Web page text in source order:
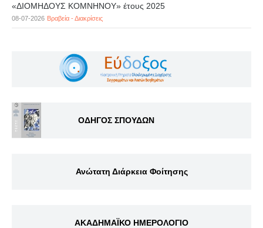
«ΔΙΟΜΗΔΟΥΣ ΚΟΜΝΗΝΟΥ» έτους 2025
08-07-2026 Βραβεία - Διακρίσεις
ΟΔΗΓΟΣ ΣΠΟΥΔΩΝ
Ανώτατη Διάρκεια Φοίτησης
ΑΚΑΔΗΜΑΪΚΟ ΗΜΕΡΟΛΟΓΙΟ